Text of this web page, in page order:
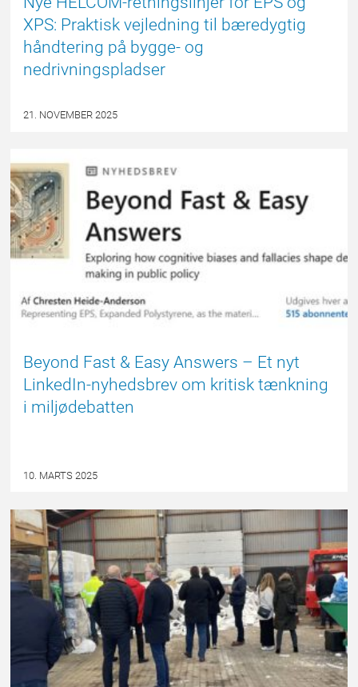
XPS: Praktisk vejledning til bæredygtig
håndtering på bygge- og
nedrivningspladser
21. NOVEMBER 2025
Beyond Fast & Easy Answers – Et nyt
LinkedIn-nyhedsbrev om kritisk tænkning
i miljødebatten
10. MARTS 2025